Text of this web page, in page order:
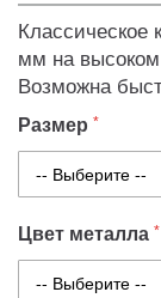
Классическое
мм на
Возможна
Размер
Цвет металла